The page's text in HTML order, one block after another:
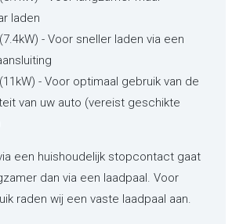
laden
- Voor sneller laden via een
- Voor optimaal gebruik van de
van uw auto (vereist geschikte
een huishoudelijk stopcontact gaat
dan via een laadpaal. Voor
raden wij een vaste laadpaal aan.